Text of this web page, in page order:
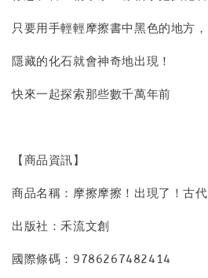
只要用手輕輕摩擦書中黑色的地方，
隱藏的化石就會神奇地出現！
快來一起探索那些數千萬年前
【商品資訊】
商品名稱：摩擦摩擦！出現了！古代
出版社：禾流文創
國際條碼：9786267482414